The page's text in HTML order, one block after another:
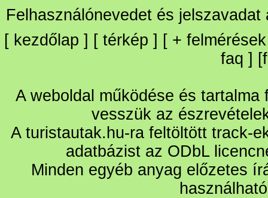
Felhasználónevedet és
[ kezdőlap ] [ térkép ] [ + felmérések
faq ] [
A weboldal működése és
vesszük az
A turistautak.hu-ra feltöltött track-
adatbázist az ODbL
Minden egyéb anyag előzetes